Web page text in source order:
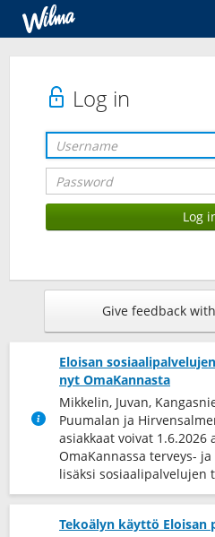
Log in
Give feedback
Eloisan
nyt OmaKannasta
Mikkelin, Juvan,
Puumalan ja
asiakkaat voivat 1.6.2026
OmaKannassa terveys-​
lisäksi sosiaalipalvelujen
Tekoälyn käyttö Eloisan